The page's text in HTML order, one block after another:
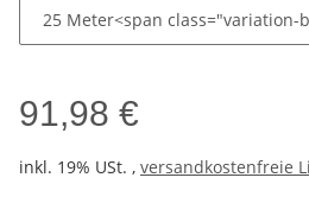
91,98 €
inkl. 19% USt. , versandkostenfreie